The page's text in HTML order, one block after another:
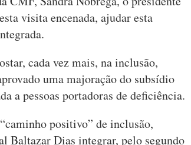
visita encenada, ajudar esta
cada vez mais, na inclusão,
uma majoração do subsídio
a pessoas portadoras de deficiência.
positivo” de inclusão,
Baltazar Dias integrar, pelo segundo